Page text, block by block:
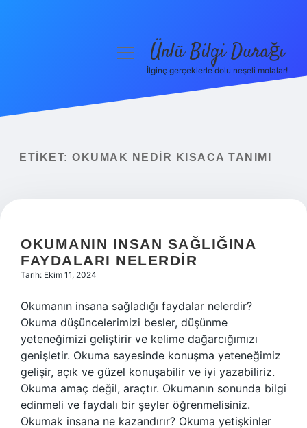
Yasal Uyarı
menüyüÜnlü Bilgi Durağı
İlginç gerçeklerle dolu neşeli molalar!
ETIKET: OKUMAK NEDIR KISACA TANIMI
OKUMANIN INSAN SAĞLIĞINA
FAYDALARI NELERDIR
Tarih: Ekim 11, 2024
Okumanın insana sağladığı faydalar nelerdir?
Okuma düşüncelerimizi besler, düşünme
yeteneğimizi geliştirir ve kelime dağarcığımızı
genişletir. Okuma sayesinde konuşma yeteneğimiz
gelişir, açık ve güzel konuşabilir ve iyi yazabiliriz.
Okuma amaç değil, araçtır. Okumanın sonunda bilgi
edinmeli ve faydalı bir şeyler öğrenmelisiniz.
Okumak insana ne kazandırır? Okuma yetişkinler